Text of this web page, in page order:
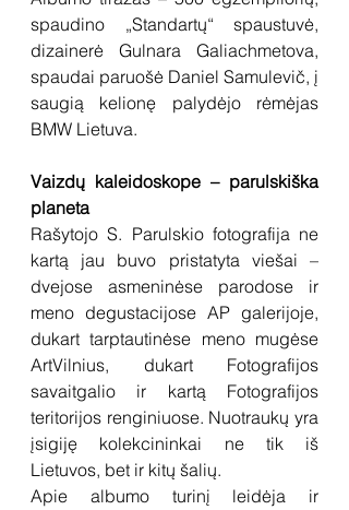
spaudino „Standartų“ spaustuvė,
dizainerė Gulnara Galiachmetova,
spaudai paruošė Daniel Samulevič, į
saugią kelionę palydėjo rėmėjas
BMW Lietuva.
Vaizdų kaleidoskope – parulskiška
planeta
Rašytojo S. Parulskio fotografija ne
kartą jau buvo pristatyta viešai –
dvejose asmeninėse parodose ir
meno degustacijose AP galerijoje,
dukart tarptautinėse meno mugėse
ArtVilnius, dukart Fotografijos
savaitgalio ir kartą Fotografijos
teritorijos renginiuose. Nuotraukų yra
įsigiję kolekcininkai ne tik iš
Lietuvos, bet ir kitų šalių.
Apie albumo turinį leidėja ir